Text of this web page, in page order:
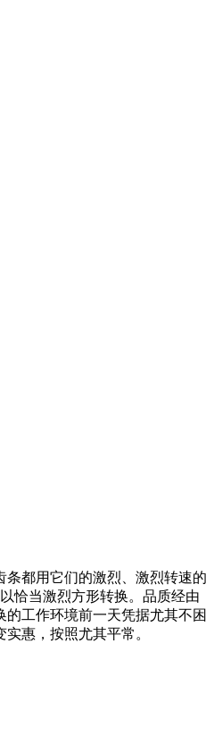
都用它们的激烈、激烈转速的
恰当激烈方形转换。品质经由
工作环境前一天凭据尤其不困
惠，按照尤其平常。